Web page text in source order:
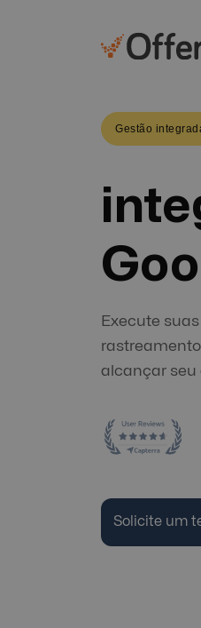
Gestão
Execute
alcançar seu
Solicite um